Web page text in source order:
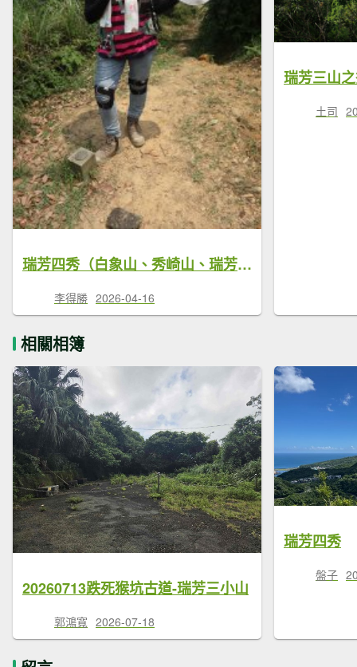
瑞芳四秀（白象山、秀崎山、瑞芳山與龍潭山）＋碧峰岩
李得勝 2026-04-16
瑞芳三山
土司
相關相簿
20260713跌死猴坑古道-瑞芳三小山
郭鴻寬 2026-07-18
瑞芳四秀
盤子